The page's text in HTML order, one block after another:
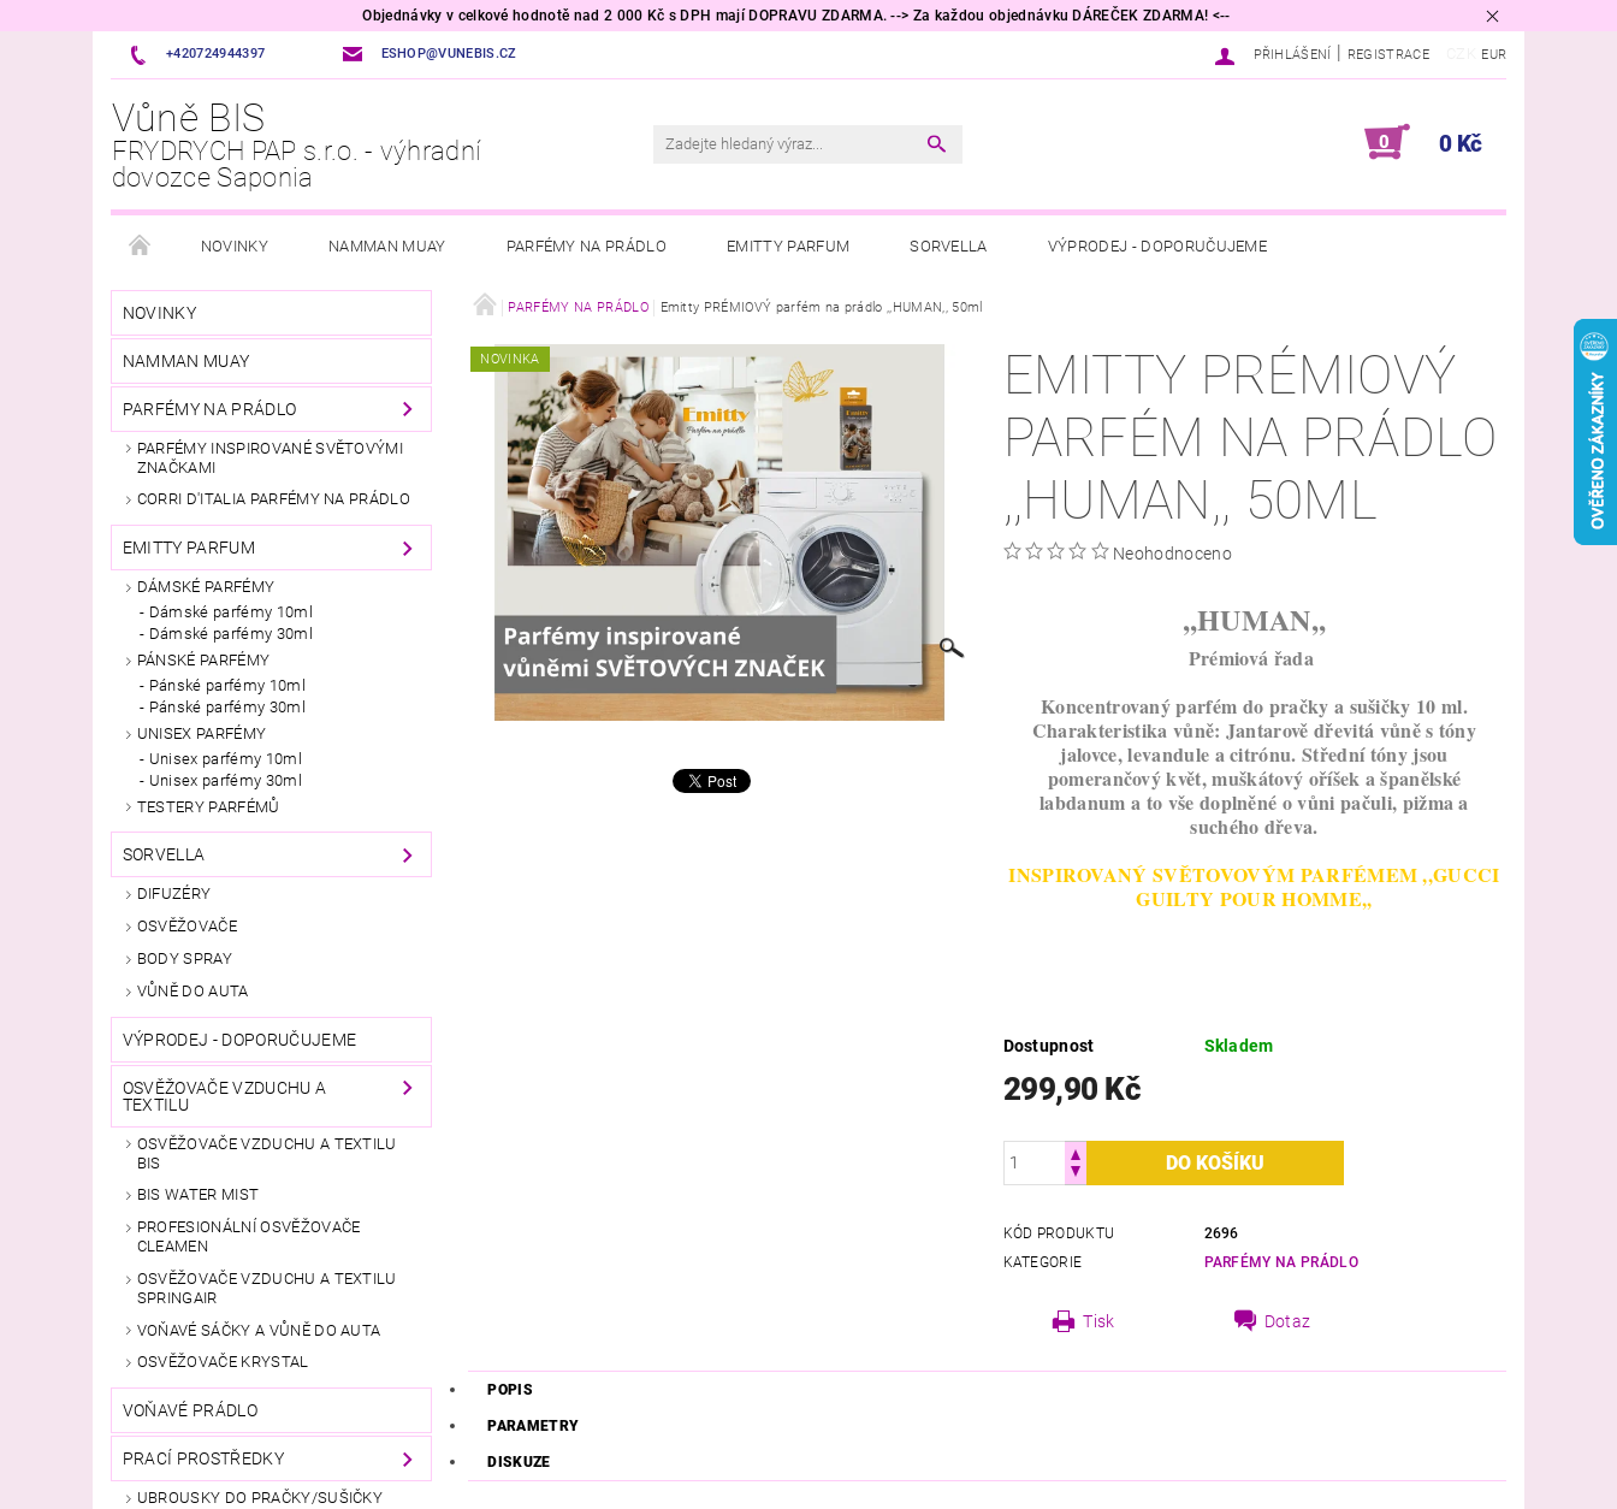
Objednávky v celkové hodnotě nad 2 000 Kč s DPH mají DOPRAVU ZDARMA. --> Za každou objednávku DÁREČEK ZDARMA! <--
+420724944397 ESHOP@VUNEBIS.CZ EUR
PŘIHLÁŠENÍ REGISTRACE
Vůně BIS
FRYDRYCH PAP s.r.o. - výhradní
dovozce Saponia
0 0 Kč
NOVINKY NAMMAN MUAY PARFÉMY NA PRÁDLO EMITTY PARFUM SORVELLA VÝPRODEJ - DOPORUČUJEME
OSVĚŽOVAČE VZDUCHU A TEXTILU VOŇAVÉ PRÁDLO PRACÍ PROSTŘEDKY TESORI D'ORIENTE
PŘÍPRAVKY DO MYČKY A PRAČKY ÚKLID DOMÁCNOSTI HYGIENICKÉ POTŘEBY KALLOS COSMETICS PŘÍRODNÍ KOSMETIKA
ITALSKÁ DROGERIE VONNÉ SVÍČKY VŮNĚ DO AUTA AKČNÍ ZBOŽÍ TIP NA DÁREK 🎁 OBCHODNÍ PODMÍNKY KONTAKTY
VELKOOBCHOD
NOVINKY
NAMMAN MUAY
PARFÉMY NA PRÁDLO
PARFÉMY INSPIROVANÉ SVĚTOVÝMI
ZNAČKAMI
CORRI D'ITALIA PARFÉMY NA PRÁDLO
EMITTY PARFUM
DÁMSKÉ PARFÉMY
Dámské parfémy 10ml
Dámské parfémy 30ml
PÁNSKÉ PARFÉMY
Pánské parfémy 10ml
Pánské parfémy 30ml
UNISEX PARFÉMY
Unisex parfémy 10ml
Unisex parfémy 30ml
TESTERY PARFÉMŮ
SORVELLA
DIFUZÉRY
OSVĚŽOVAČE
BODY SPRAY
VŮNĚ DO AUTA
VÝPRODEJ - DOPORUČUJEME
OSVĚŽOVAČE VZDUCHU A
TEXTILU
OSVĚŽOVAČE VZDUCHU A TEXTILU
BIS
BIS WATER MIST
PROFESIONÁLNÍ OSVĚŽOVAČE
CLEAMEN
OSVĚŽOVAČE VZDUCHU A TEXTILU
SPRINGAIR
VOŇAVÉ SÁČKY A VŮNĚ DO AUTA
OSVĚŽOVAČE KRYSTAL
VOŇAVÉ PRÁDLO
PRACÍ PROSTŘEDKY
UBROUSKY DO PRAČKY/SUŠIČKY
PARFÉMY NA PRÁDLO Emitty PRÉMIOVÝ parfém na prádlo ,,HUMAN,, 50ml
NOVINKA
EMITTY PRÉMIOVÝ
PARFÉM NA PRÁDLO
,,HUMAN,, 50ML
Neohodnoceno
,,HUMAN,,
Prémiová řada
Koncentrovaný parfém do pračky a sušičky 10 ml.
Charakteristika vůně: Jantarově dřevitá vůně s tóny
jalovce, levandule a citrónu. Střední tóny jsou
pomerančový květ, muškátový oříšek a španělské
labdanum a to vše doplněné o vůni pačuli, pižma a
suchého dřeva.
INSPIROVANÝ SVĚTOVOVÝM PARFÉMEM ,,GUCCI
GUILTY POUR HOMME,,
Dostupnost Skladem
299,90 Kč
KÓD PRODUKTU
2696
KATEGORIE
PARFÉMY NA PRÁDLO
Tisk Dotaz
POPIS
PARAMETRY
DISKUZE